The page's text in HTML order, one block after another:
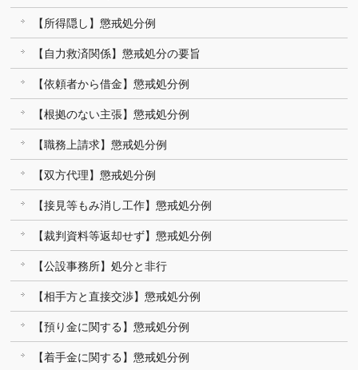
【所得隠し】懲戒処分例
【自力救済関係】懲戒処分の要旨
【依頼者から借金】懲戒処分例
【根拠のない主張】懲戒処分例
【職務上請求】懲戒処分例
【双方代理】懲戒処分例
【接見等もみ消し工作】懲戒処分例
【裁判資料等返却せず】懲戒処分例
【公設事務所】処分と非行
【相手方と直接交渉】懲戒処分例
【預り金に関する】懲戒処分例
【着手金に関する】懲戒処分例